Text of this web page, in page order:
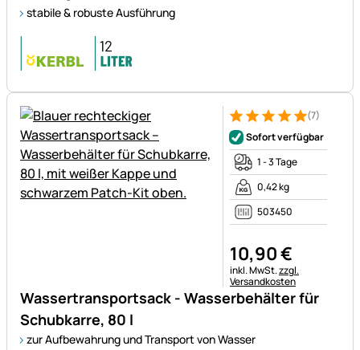
stabile & robuste Ausführung
Wassertransportsack - Wasserbehälter für
Schubkarre, 80 l
zur Aufbewahrung und Transport von Wasser
Bewertung: 5 von 5 (7
7 Bewertungen
(7)
Sofort verfügbar
1 - 3 Tage
0,42 kg
503450
10,90€
Steuerhinweis:
inkl. MwSt.zzgl.
Versandkosten